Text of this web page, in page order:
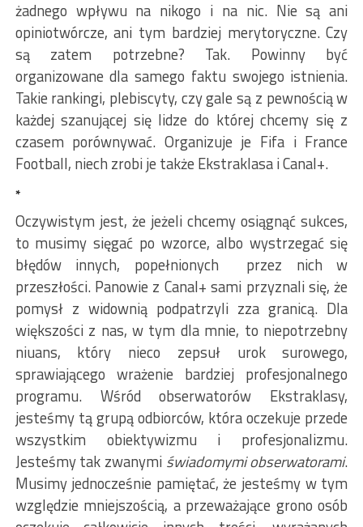
żadnego wpływu na nikogo i na nic. Nie są ani
opiniotwórcze, ani tym bardziej merytoryczne. Czy
są zatem potrzebne? Tak. Powinny być
organizowane dla samego faktu swojego istnienia.
Takie rankingi, plebiscyty, czy gale są z pewnością w
każdej szanującej się lidze do której chcemy się z
czasem porównywać. Organizuje je Fifa i France
Football, niech zrobi je także Ekstraklasa i Canal+.
*
Oczywistym jest, że jeżeli chcemy osiągnąć sukces,
to musimy sięgać po wzorce, albo wystrzegać się
błędów innych, popełnionych przez nich w
przeszłości. Panowie z Canal+ sami przyznali się, że
pomysł z widownią podpatrzyli zza granicą. Dla
większości z nas, w tym dla mnie, to niepotrzebny
niuans, który nieco zepsuł urok surowego,
sprawiającego wrażenie bardziej profesjonalnego
programu. Wśród obserwatorów Ekstraklasy,
jesteśmy tą grupą odbiorców, która oczekuje przede
wszystkim obiektywizmu i profesjonalizmu.
Jesteśmy tak zwanymi świadomymi obserwatorami.
Musimy jednocześnie pamiętać, że jesteśmy w tym
względzie mniejszością, a przeważające grono osób